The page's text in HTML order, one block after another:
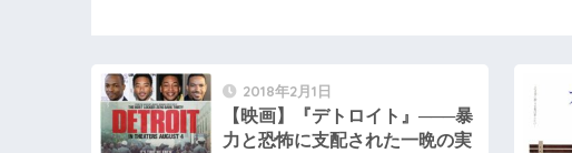
2018年2月1日
【映画】『デトロイト』───暴
力と恐怖に支配された一晩の実